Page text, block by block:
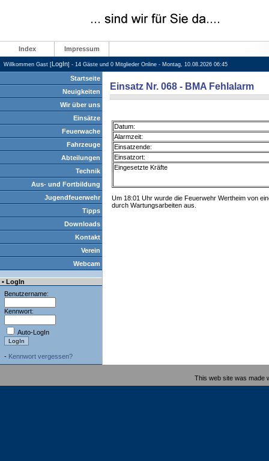
Index Impressum
Willkommen Gast [LogIn] - 14 Gäste und 0 Mitglieder Online - Montag, 10.08.2026 06:45
Startseite
Neuigkeiten
Wir über uns
Einsätze
Feuerwache
Fahrzeuge
Abteilungen
Technik
Aus- und Fortbildung
Jugendfeuerwehr
Tipps
Downloads
Kontakt
Verein
Webcam
• LogIn
Benutzername:
Kennwort:
Auto-LogIn
- Kennwort vergessen?
Einsatz Nr. 068 - BMA Fehlalarm
Datum:
Alarmzeit:
Einsatzende:
Einsatzort:
Eingesetzte Kräfte
Um 18:01 Uhr wurde die Feuerwehr Wertheim von
durch Wartungsarbeiten aus.
This web site was made